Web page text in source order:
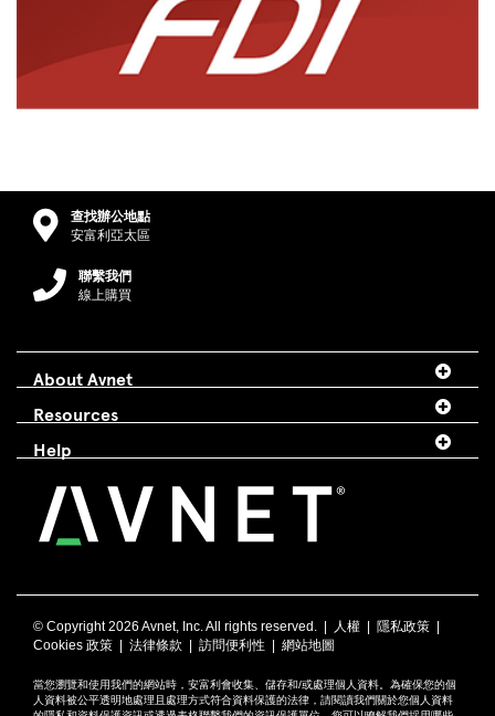
查找辦公地點
安富利亞太區
聯繫我們
線上購買
About Avnet
Resources
Help
© Copyright2026 Avnet, Inc. All rights reserved. | 人權 隱私政策
Cookies 政策
法律條款 訪問便利性 網站地圖
當您瀏覽和使用我們的網站時，安富利會收集、儲存和/或處理個人資料。為確保您的個
人資料被公平透明地處理且處理方式符合資料保護的法律，請閱讀我們關於您個人資料